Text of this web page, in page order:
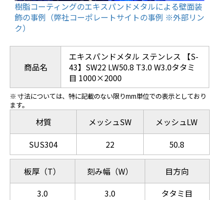
樹脂コーティングのエキスパンドメタルによる壁面装
飾の事例（弊社コーポレートサイトの事例 ※外部リン
ク）
商品名
エキスパンドメタル ステンレス 【S-
43】SW22 LW50.8 T3.0 W3.0タタミ
目 1000×2000
※ 寸法については、特に記載のない限りmm単位での表示としており
ます。
材質
SUS304
メッシュSW
22
メッシュLW
50.8
板厚（T）
3.0
刻み幅（W）
3.0
目方向
タタミ目